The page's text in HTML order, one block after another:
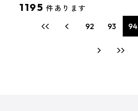
1195 件あります
92 93 94